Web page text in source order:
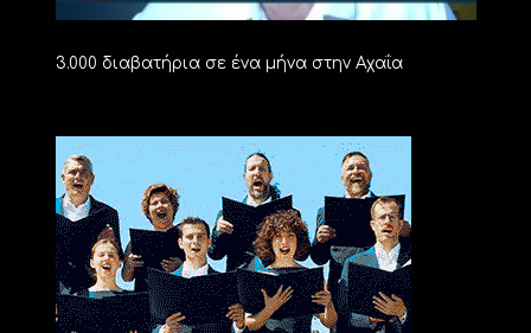
3.000 διαβατήρια σε ένα μήνα στην Αχαΐα